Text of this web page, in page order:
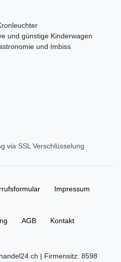
und günstige Kinderwagen
und Imbiss
via SSL Verschlüsselung
Impressum
AGB Kontakt
| Firmensitz: 8598